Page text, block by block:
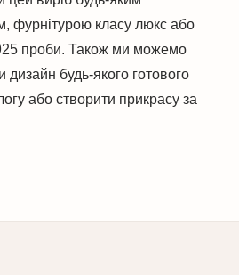
фурнітурою класу люкс або
проби. Також ми можемо
дизайн будь-якого готового
або створити прикрасу за